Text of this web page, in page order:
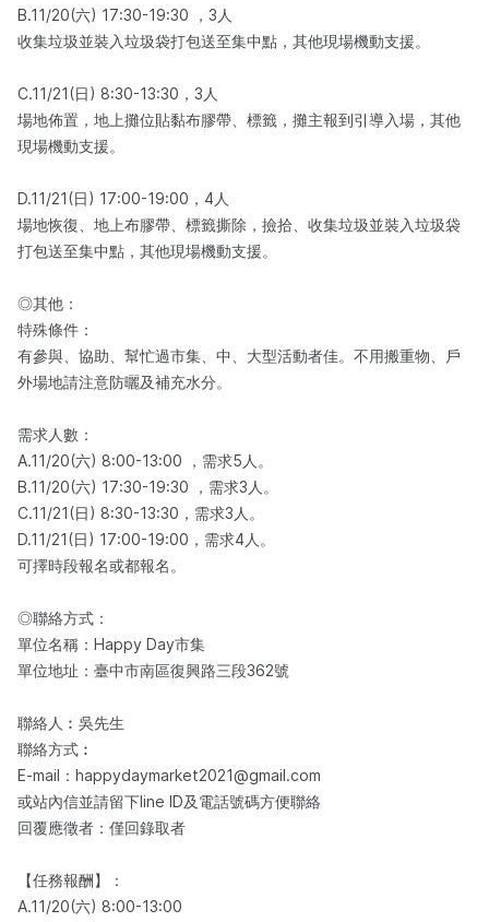
B.11/20(六) 17:30-19:30 ，3人
收集垃圾並裝入垃圾袋打包送至集中點，其他現場機動支援。
C.11/21(日) 8:30-13:30，3人
場地佈置，地上攤位貼黏布膠帶、標籤，攤主報到引導入場，其他
現場機動支援。
D.11/21(日) 17:00-19:00，4人
場地恢復、地上布膠帶、標籤撕除，撿拾、收集垃圾並裝入垃圾袋
打包送至集中點，其他現場機動支援。
◎其他：
特殊條件：
有參與、協助、幫忙過市集、中、大型活動者佳。不用搬重物、戶
外場地請注意防曬及補充水分。
需求人數：
A.11/20(六) 8:00-13:00 ，需求5人。
B.11/20(六) 17:30-19:30 ，需求3人。
C.11/21(日) 8:30-13:30，需求3人。
D.11/21(日) 17:00-19:00，需求4人。
可擇時段報名或都報名。
◎聯絡方式：
單位名稱：Happy Day市集
單位地址：臺中市南區復興路三段362號
聯絡人︰吳先生
聯絡方式︰
E-mail：happydaymarket2021@gmail.com
或站內信並請留下line ID及電話號碼方便聯絡
回覆應徵者：僅回錄取者
【任務報酬】：
A.11/20(六) 8:00-13:00